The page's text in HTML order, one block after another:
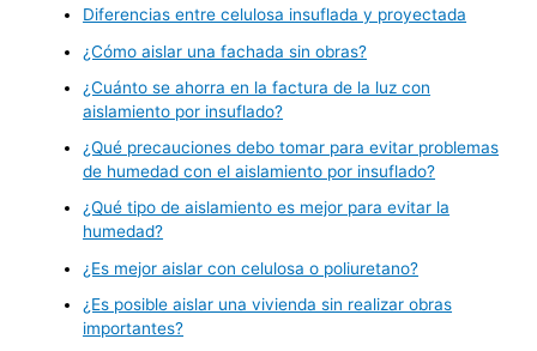
Diferencias entre celulosa insuflada y proyectada
¿Cómo aislar una fachada sin obras?
¿Cuánto se ahorra en la factura de la luz con
aislamiento por insuflado?
¿Qué precauciones debo tomar para evitar problemas
de humedad con el aislamiento por insuflado?
¿Qué tipo de aislamiento es mejor para evitar la
humedad?
¿Es mejor aislar con celulosa o poliuretano?
¿Es posible aislar una vivienda sin realizar obras
importantes?